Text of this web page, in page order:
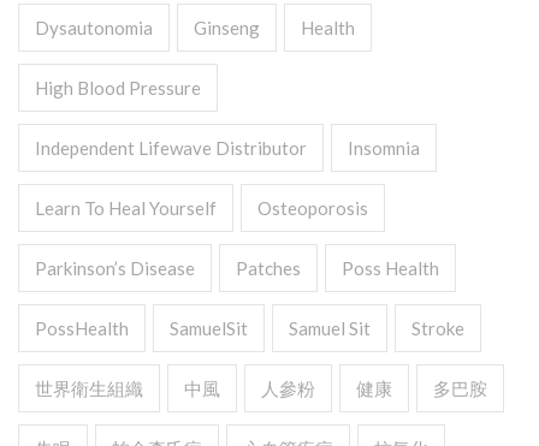
Dysautonomia Ginseng Health
High Blood Pressure
Independent Lifewave Distributor Insomnia
Learn To Heal Yourself Osteoporosis
Parkinson’s Disease Patches Poss Health
PossHealth SamuelSit Samuel Sit Stroke
世界衛生組織 中風 人參粉 健康 多巴胺